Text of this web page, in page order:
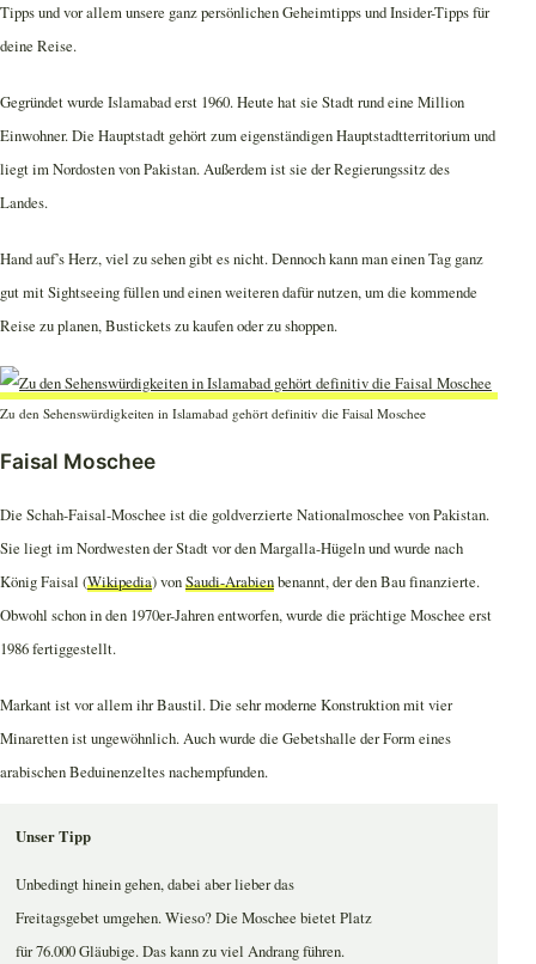
Tipps und vor allem unsere ganz persönlichen Geheimtipps und Insider-Tipps für
deine Reise.
Gegründet wurde Islamabad erst 1960. Heute hat sie Stadt rund eine Million
Einwohner. Die Hauptstadt gehört zum eigenständigen Hauptstadtterritorium und
liegt im Nordosten von Pakistan. Außerdem ist sie der Regierungssitz des
Landes.
Hand auf’s Herz, viel zu sehen gibt es nicht. Dennoch kann man einen Tag ganz
gut mit Sightseeing füllen und einen weiteren dafür nutzen, um die kommende
Reise zu planen, Bustickets zu kaufen oder zu shoppen.
Zu den Sehenswürdigkeiten in Islamabad gehört definitiv die Faisal Moschee
Faisal Moschee
Die Schah-Faisal-Moschee ist die goldverzierte Nationalmoschee von Pakistan.
Sie liegt im Nordwesten der Stadt vor den Margalla-Hügeln und wurde nach
König Faisal (Wikipedia) vonSaudi-Arabienbenannt, der den Bau finanzierte.
Obwohl schon in den 1970er-Jahren entworfen, wurde die prächtige Moschee erst
1986 fertiggestellt.
Markant ist vor allem ihr Baustil. Die sehr moderne Konstruktion mit vier
Minaretten ist ungewöhnlich. Auch wurde die Gebetshalle der Form eines
arabischen Beduinenzeltes nachempfunden.
Unser Tipp
Unbedingt hinein gehen, dabei aber lieber das
Freitagsgebet umgehen. Wieso? Die Moschee bietet Platz
für 76.000 Gläubige. Das kann zu viel Andrang führen.